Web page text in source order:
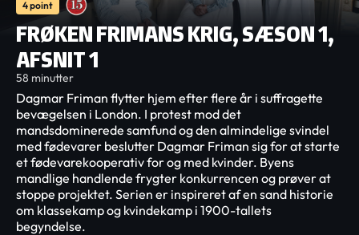
4 point
FRØKEN FRIMANS KRIG, SÆSON 1,
AFSNIT 1
58 minutter
Dagmar Friman flytter hjem efter flere år i suffragette
bevægelsen i London. I protest mod det
mandsdominerede samfund og den almindelige svindel
med fødevarer beslutter Dagmar Friman sig for at starte
et fødevarekooperativ for og med kvinder. Byens
mandlige handlende frygter konkurrencen og prøver at
stoppe projektet. Serien er inspireret af en sand historie
om klassekamp og kvindekamp i 1900-tallets
begyndelse.